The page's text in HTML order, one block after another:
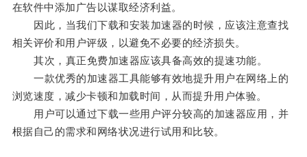
在软件中添加广告以谋取经济利益。
因此，当我们下载和安装加速器的时候，应该注意查找
相关评价和用户评级，以避免不必要的经济损失。
其次，真正免费加速器应该具备高效的提速功能。
一款优秀的加速器工具能够有效地提升用户在网络上的
浏览速度，减少卡顿和加载时间，从而提升用户体验。
用户可以通过下载一些用户评分较高的加速器应用，并
根据自己的需求和网络状况进行试用和比较。